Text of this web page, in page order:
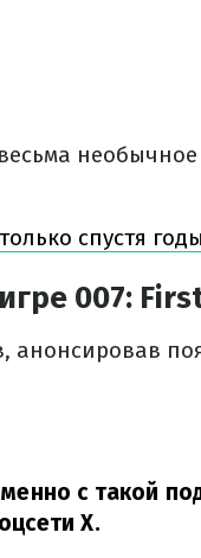
необычное
спустя годы
007:
анонсировав
с такой
X.